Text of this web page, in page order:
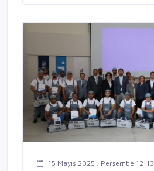
15 Mayıs 2025 , Perşembe 12:13